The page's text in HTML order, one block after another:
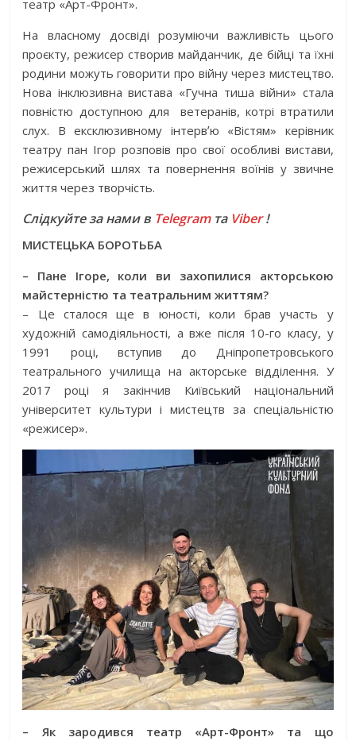
театр «Арт-Фронт».
На власному досвіді розуміючи важливість цього
проєкту, режисер створив майданчик, де бійці та їхні
родини можуть говорити про війну через мистецтво.
Нова інклюзивна вистава «Гучна тиша війни» стала
повністю доступною для
ветеранів, котрі втратили
слух. В ексклюзивному інтервʼю «Вістям» керівник
театру пан Ігор розповів про свої особливі вистави,
режисерський шлях та повернення воїнів у звичне
життя через творчість.
Слідкуйте за нами в Telegramта Viber!
МИСТЕЦЬКА БОРОТЬБА
– Пане Ігоре, коли ви захопилися акторською
майстерністю та театральним життям?
– Це сталося ще в юності, коли брав участь у
художній самодіяльності, а вже після 10-го класу, у
1991 році, вступив до Дніпропетровського
театрального училища на акторське відділення. У
2017 році я закінчив Київський національний
університет культури і мистецтв за спеціальністю
«режисер».
– Як зародився театр «Арт-Фронт» та що